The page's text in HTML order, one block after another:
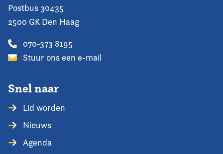
Postbus 30435
2500 GK Den Haag
070-373 8195
Stuur ons een e-mail
Snel naar
Lid worden
Nieuws
Agenda